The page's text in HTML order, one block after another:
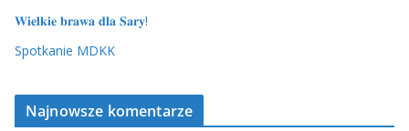
𝐖𝐢𝐞𝐥𝐤𝐢𝐞 𝐛𝐫𝐚𝐰𝐚 𝐝𝐥𝐚 𝐒𝐚𝐫𝐲!
Spotkanie MDKK
Najnowsze komentarze